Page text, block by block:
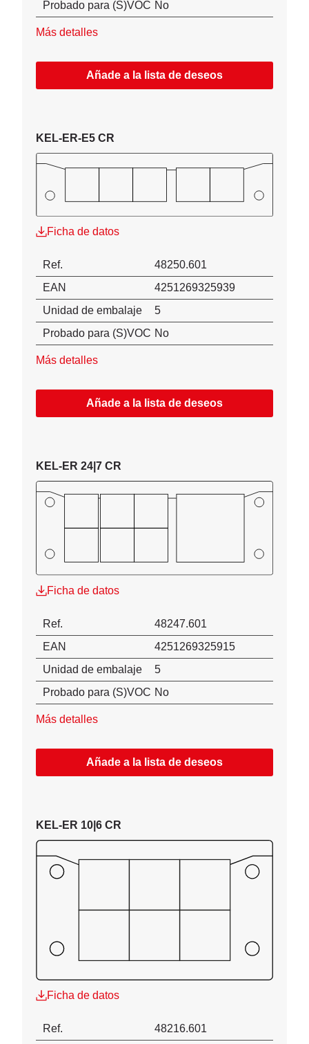
Probado para (S)VOC No
Más detalles
Añade a la lista de deseos
KEL-ER-E5 CR
Ficha de datos
Ref.
48250.601
EAN
4251269325939
Unidad de embalaje
5
Probado para (S)VOC No
Más detalles
Añade a la lista de deseos
KEL-ER 24|7 CR
Ficha de datos
Ref.
48247.601
EAN
4251269325915
Unidad de embalaje
5
Probado para (S)VOC No
Más detalles
Añade a la lista de deseos
KEL-ER 10|6 CR
Ficha de datos
Ref.
48216.601